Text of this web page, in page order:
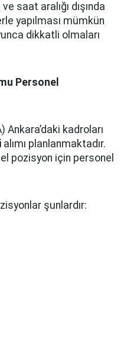
saat aralığı dışında
yapılması mümkün
dikkatli olmaları
Personel
Ankara’daki kadroları
alımı planlanmaktadır.
pozisyon için personel
şunlardır: